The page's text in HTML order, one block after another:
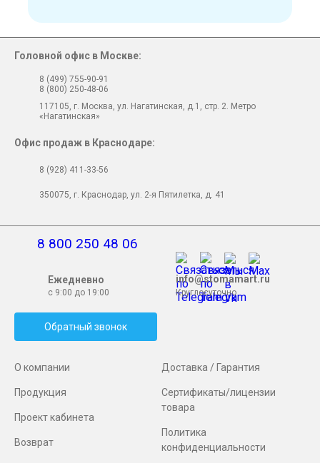
О компании
Продукция
Проект кабинета
Возврат
Доставка / Гарантия
Сертификаты/лицензии
товара
Политика
конфиденциальности
8 800 250 48 06
Ежедневно
с 9:00 до 19:00
info@stomamart.ru
Круглосуточно
Обратный звонок
Головной офис в Москве:
8 (499) 755-90-91
8 (800) 250-48-06
117105, г. Москва, ул. Нагатинская, д.1, стр. 2. Метро
«Нагатинская»
Офис продаж в Краснодаре:
8 (928) 411-33-56
350075, г. Краснодар, ул. 2-я Пятилетка, д. 41